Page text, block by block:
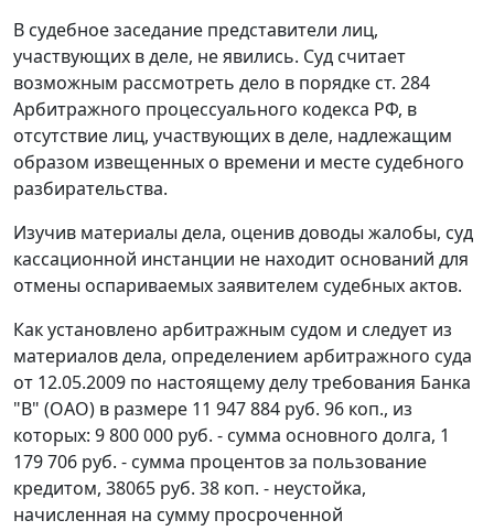
В судебное заседание представители лиц,
участвующих в деле, не явились. Суд считает
возможным рассмотреть дело в порядке ст. 284
Арбитражного процессуального кодекса РФ, в
отсутствие лиц, участвующих в деле, надлежащим
образом извещенных о времени и месте судебного
разбирательства.
Изучив материалы дела, оценив доводы жалобы, суд
кассационной инстанции не находит оснований для
отмены оспариваемых заявителем судебных актов.
Как установлено арбитражным судом и следует из
материалов дела, определением арбитражного суда
от 12.05.2009 по настоящему делу требования Банка
"В" (ОАО) в размере 11 947 884 руб. 96 коп., из
которых: 9 800 000 руб. - сумма основного долга, 1
179 706 руб. - сумма процентов за пользование
кредитом, 38065 руб. 38 коп. - неустойка,
начисленная на сумму просроченной